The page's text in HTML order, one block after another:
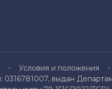
Условия и положения
выдан